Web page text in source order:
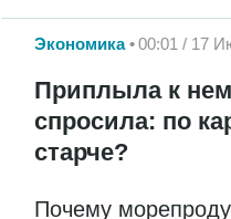
Экономика 00:01 / 17
Приплыла к
спросила: по
старче?
Почему